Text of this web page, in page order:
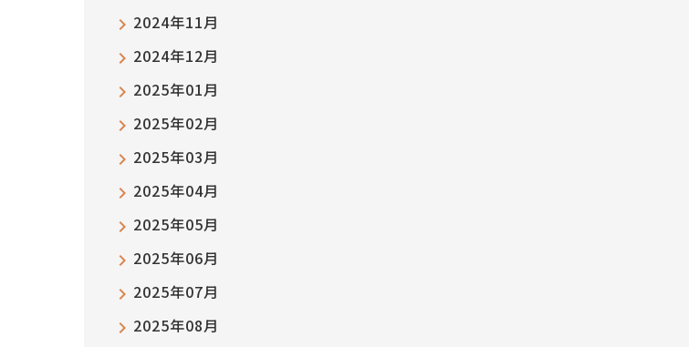
2024年11月
2024年12月
2025年01月
2025年02月
2025年03月
2025年04月
2025年05月
2025年06月
2025年07月
2025年08月